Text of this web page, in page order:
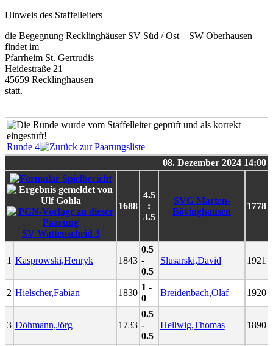
Hinweis des Staffelleiters
die Begegnung Recklinghäuser SV Süd / Ost – SW Oberhausen
findet im
Pfarrheim St. Gertrudis
Heidestraße 21
45659 Recklinghausen
statt.
Runde 4
08. Dezember 2024 14:00
SV Wattenscheid 3
1688
4.5
:
3.5
SVG Marten-
Bövinghausen
1778
1 Kasprowski,Henryk 1843
0.5
-
0.5
Slusarski,David 1921
2 Hielscher,Fabian 1830
1 -
0
Breidenbach,Olaf 1920
3 Döhmann,Jörg 1733
0.5
-
0.5
Hellwig,Thomas 1890